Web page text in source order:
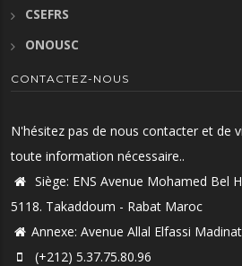
CSEFRS
ONOUSC
CONTACTEZ-NOUS
N'hésitez pas de nous contacter et de
toute information nécessaire..
Siège: ENS Avenue Mohamed Bel
5118. Takaddoum - Rabat Maroc
Annexe: Avenue Allal Elfassi
(+212) 5.37.75.80.96